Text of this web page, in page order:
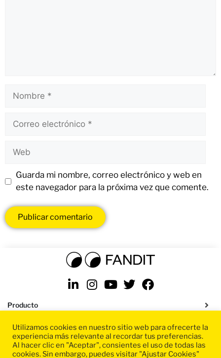
Guarda mi nombre, correo electrónico y web en
este navegador para la próxima vez que comente.
Producto
Soluciones
Recursos
Utilizamos cookies en nuestro sitio web para ofrecerte la
experiencia más relevante al recordar tus preferencias.
Al hacer clic en "Aceptar", consientes el uso de todas las
cookies. Sin embargo, puedes visitar "Ajustar Cookies"